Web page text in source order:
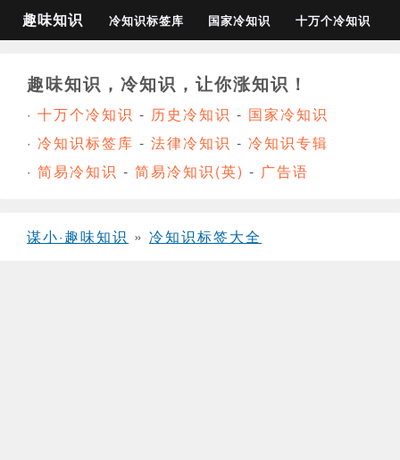
趣味知识 冷知识标签库 国家冷知识 十万个冷知识
趣味知识，冷知识，让你涨知识！
· 十万个冷知识 - 历史冷知识 - 国家冷知识
· 冷知识标签库 - 法律冷知识 - 冷知识专辑
· 简易冷知识 - 简易冷知识(英) - 广告语
谋小·趣味知识 » 冷知识标签大全